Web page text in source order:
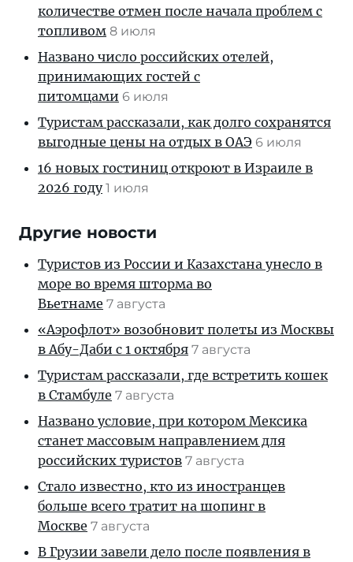
количестве отмен после начала проблем с
топливом 8 июля
Названо число российских отелей,
принимающих гостей с
питомцами 6 июля
Туристам рассказали, как долго сохранятся
выгодные цены на отдых в ОАЭ 6 июля
16 новых гостиниц откроют в Израиле в
2026 году 1 июля
Другие новости
Туристов из России и Казахстана унесло в
море во время шторма во
Вьетнаме 7 августа
«Аэрофлот» возобновит полеты из Москвы
в Абу-Даби с 1 октября 7 августа
Туристам рассказали, где встретить кошек
в Стамбуле 7 августа
Названо условие, при котором Мексика
станет массовым направлением для
российских туристов 7 августа
Стало известно, кто из иностранцев
больше всего тратит на шопинг в
Москве 7 августа
В Грузии завели дело после появления в